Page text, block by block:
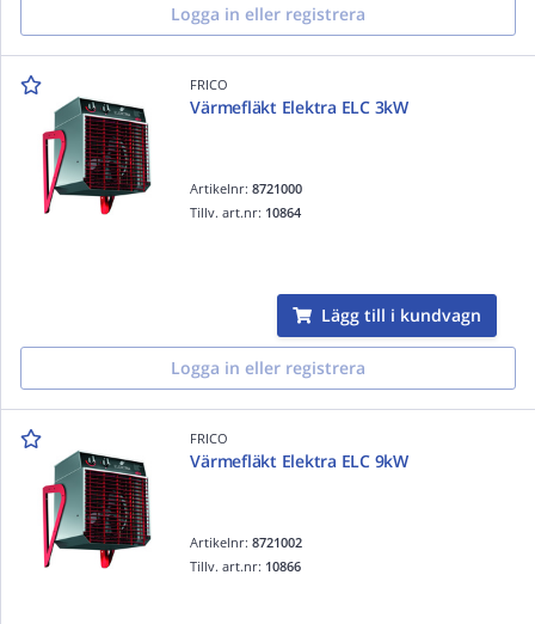
Logga in eller registrera
FRICO
Värmefläkt Elektra ELC 3kW
Artikelnr:8721000
Tillv. art.nr: 10864
Lägg till i kundvagn
Logga in eller registrera
FRICO
Värmefläkt Elektra ELC 9kW
Artikelnr:8721002
Tillv. art.nr: 10866